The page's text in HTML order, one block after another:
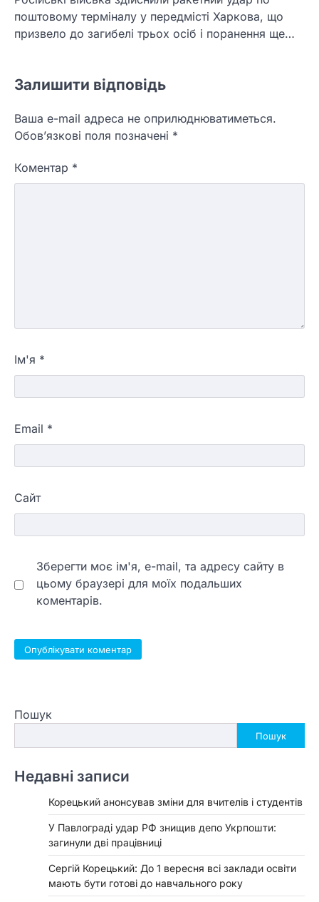
поштовому терміналу у передмісті Харкова, що
призвело до загибелі трьох осіб і поранення ще…
Залишити відповідь
Ваша e-mail адреса не оприлюднюватиметься.
Обов’язкові поля позначені *
Коментар *
Ім'я *
Email *
Сайт
Зберегти моє ім'я, e-mail, та адресу сайту в
цьому браузері для моїх подальших
коментарів.
Пошук
Пошук
Недавні записи
Корецький анонсував зміни для вчителів і студентів
У Павлограді удар РФ знищив депо Укрпошти:
загинули дві працівниці
Сергій Корецький: До 1 вересня всі заклади освіти
мають бути готові до навчального року